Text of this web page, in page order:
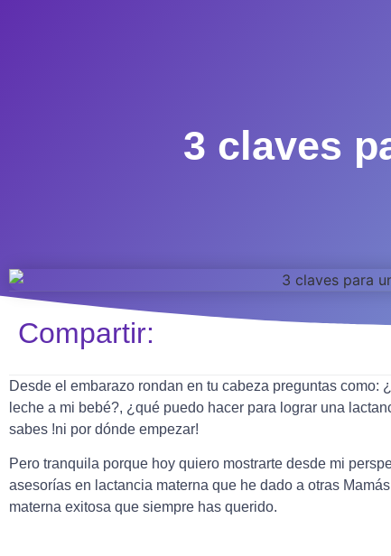
3 claves
Compartir:
Desde el embarazo rondan en tu cabeza preguntas
leche a mi bebé?, ¿qué puedo hacer para lograr una
sabes !ni por dónde empezar!
Pero tranquila porque hoy quiero mostrarte desde mi
asesorías en lactancia materna que he dado a otras
materna exitosa que siempre has querido.